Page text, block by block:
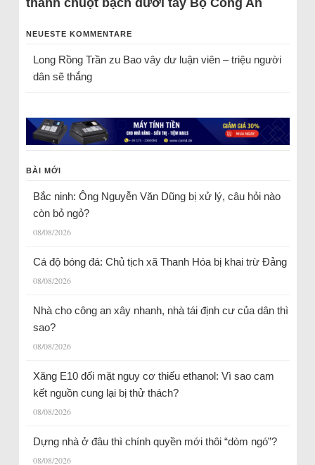
thành chuột bạch dưới tay Bộ Công An
NEUESTE KOMMENTARE
Long Rồng Trầnzu Bao vây dư luận viên – triệu người
dân sẽ thắng
BÀI MỚI
Bắc ninh: Ông Nguyễn Văn Dũng bị xử lý, câu hỏi nào
còn bỏ ngỏ?
08/08/2026
Cá độ bóng đá: Chủ tịch xã Thanh Hóa bị khai trừ Đảng
08/08/2026
Nhà cho công an xây nhanh, nhà tái định cư của dân thì
sao?
08/08/2026
Xăng E10 đối mặt nguy cơ thiếu ethanol: Vì sao cam
kết nguồn cung lại bị thử thách?
08/08/2026
Dựng nhà ở đâu thì chính quyền mới thôi “dòm ngó”?
08/08/2026